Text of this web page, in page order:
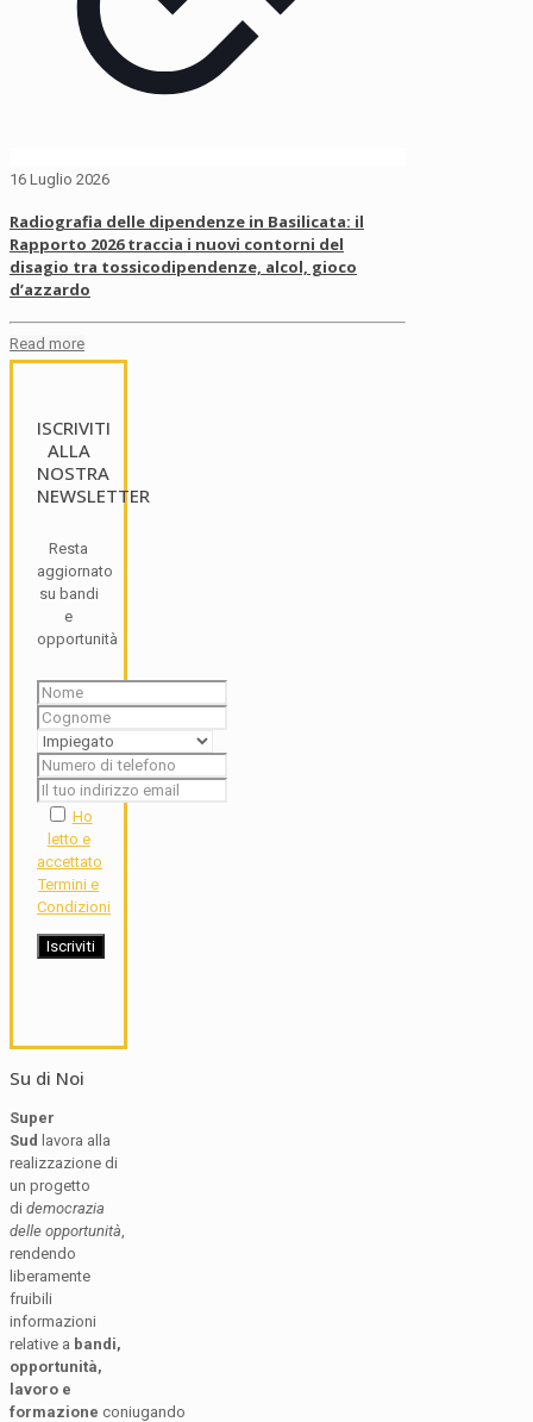
16 Luglio 2026
Radiografia delle dipendenze in Basilicata: il
Rapporto 2026 traccia i nuovi contorni del
disagio tra tossicodipendenze, alcol, gioco
d’azzardo
Read more
ISCRIVITI
ALLA
NOSTRA
NEWSLETTER
Resta
aggiornato
su bandi
e
opportunità
Ho
letto e
accettato
Termini e
Condizioni
Su di Noi
Super
Sud lavora alla
realizzazione di
un progetto
di democrazia
delle opportunità
rendendo
liberamente
fruibili
informazioni
relative a bandi,
opportunità,
lavoro e
formazione coniugando